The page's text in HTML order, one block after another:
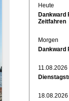
Heute
Dankward
Zeitfahren
Morgen
Dankward